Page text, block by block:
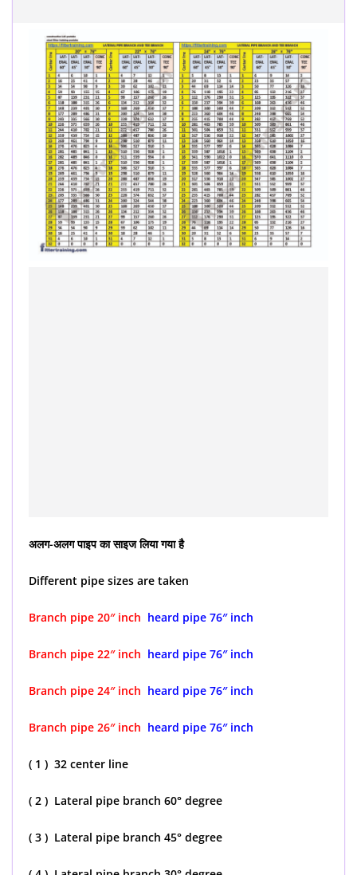
अलग-अलग पाइप का साइज लिया गया है
Different pipe sizes are taken
Branch pipe 20″ inch heard pipe 76″ inch
Branch pipe 22″ inch heard pipe 76″ inch
Branch pipe 24″ inch heard pipe 76″ inch
Branch pipe 26″ inch heard pipe 76″ inch
( 1 ) 32 center line
( 2 ) Lateral pipe branch 60° degree
( 3 ) Lateral pipe branch 45° degree